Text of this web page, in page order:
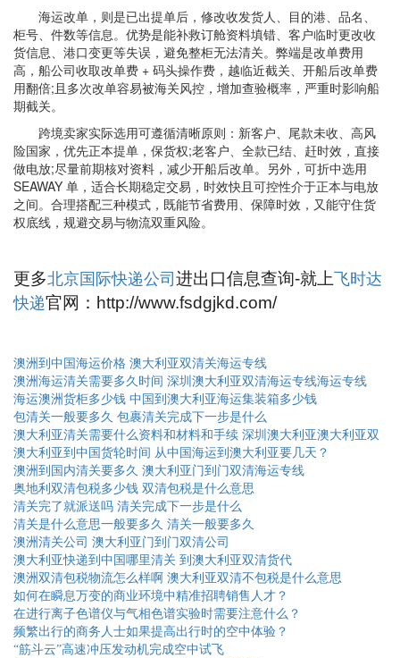
海运改单，则是已出提单后，修改收发货人、目的港、品名、
柜号、件数等信息。优势是能补救订舱资料填错、客户临时更改收
货信息、港口变更等失误，避免整柜无法清关。弊端是改单费用
高，船公司收取改单费 + 码头操作费，越临近截关、开船后改单费
用翻倍;且多次改单容易被海关风控，增加查验概率，严重时影响船
期截关。
跨境卖家实际选用可遵循清晰原则：新客户、尾款未收、高风
险国家，优先正本提单，保货权;老客户、全款已结、赶时效，直接
做电放;尽量前期核对资料，减少开船后改单。另外，可折中选用
SEAWAY 单，适合长期稳定交易，时效快且可控性介于正本与电放
之间。合理搭配三种模式，既能节省费用、保障时效，又能守住货
权底线，规避交易与物流双重风险。
更多北京国际快递公司 进出口信息查询-就上 飞时达
快递官网：http://www.fsdgjkd.com/
澳洲到中国海运价格 澳大利亚双清关海运专线
澳洲海运清关需要多久时间 深圳澳大利亚双清海运专线海运专线
海运澳洲货柜多少钱 中国到澳大利亚海运集装箱多少钱
包清关一般要多久 包裹清关完成下一步是什么
澳大利亚清关需要什么资料和材料和手续 深圳澳大利亚澳大利亚双
澳大利亚到中国货轮时间 从中国海运到澳大利亚要几天？
澳洲到国内清关要多久 澳大利亚门到门双清海运专线
奥地利双清包税多少钱 双清包税是什么意思
清关完了就派送吗 清关完成下一步是什么
清关是什么意思一般要多久 清关一般要多久
澳洲清关公司 澳大利亚门到门双清公司
澳大利亚快递到中国哪里清关 到澳大利亚双清货代
澳洲双清包税物流怎么样啊 澳大利亚双清不包税是什么意思
如何在瞬息万变的商业环境中精准招聘销售人才？
在进行离子色谱仪与气相色谱实验时需要注意什么？
频繁出行的商务人士如果提高出行时的空中体验？
“筋斗云”高速冲压发动机完成空中试飞